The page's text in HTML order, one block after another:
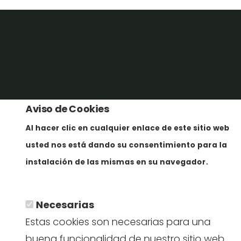
Aviso de Cookies
Al hacer clic en cualquier enlace de este sitio web
usted nos está dando su consentimiento para la
instalación de las mismas en su navegador.
Necesarias
Estas cookies son necesarias para una